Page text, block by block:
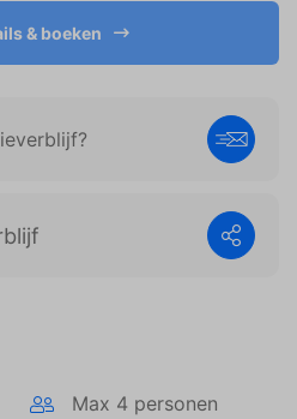
Max 4 personen
& boeken
op en relevant zijn
gebruiker. Deze advertenties